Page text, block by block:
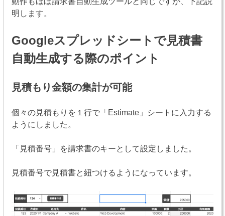
明します。
Googleスプレッドシートで見積書
自動生成する際のポイント
見積もり金額の集計が可能
個々の見積もりを１行で「Estimate」シートに入力する
ようにしました。
「見積番号」を請求書のキーとして設定しました。
見積番号で見積書と紐つけるようになっています。